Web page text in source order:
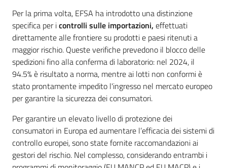
Per la prima volta, EFSA ha introdotto una distinzione
specifica per icontrolli sulle importazioni, effettuati
direttamente alle frontiere su prodotti e paesi ritenuti a
maggior rischio. Queste verifiche prevedono il blocco delle
spedizioni fino alla conferma di laboratorio: nel 2024, il
94.5% è risultato a norma, mentre ai lotti non conformi è
stato prontamente impedito l'ingresso nel mercato europeo
per garantire la sicurezza dei consumatori.
Per garantire un elevato livello di protezione dei
consumatori in Europa ed aumentare l’efficacia dei sistemi di
controllo europei, sono state fornite raccomandazioni ai
gestori del rischio. Nel complesso, considerando entrambi i